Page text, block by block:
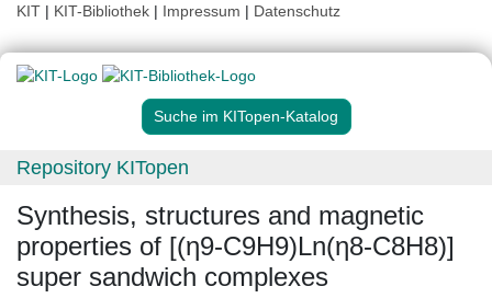
KIT | KIT-Bibliothek | Impressum | Datenschutz
Suche im KITopen-Katalog
Repository KITopen
Synthesis, structures and magnetic
properties of [(η9-C9H9)Ln(η8-C8H8)]
super sandwich complexes